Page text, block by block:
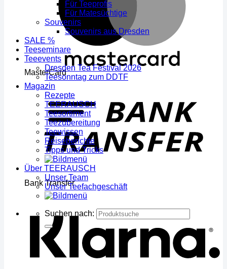
MasterCard
Bank Transfer
Für Teeprofis
Für Matesüchtige
Souvenirs
Souvenirs aus Dresden
SALE %
Teeseminare
Teeevents
Dresden Tea Festival 2026
Teesonntag zum DDTF
Magazin
Rezepte
TEERAUSCH
Teesortiment
Teezubereitung
Teewissen
Reiseberichte
Tipps und Tricks
Über TEERAUSCH
Unser Team
Unser Teefachgeschäft
Suchen nach: